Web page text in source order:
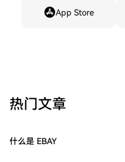
App Store
热门文章
什么是 EBAY